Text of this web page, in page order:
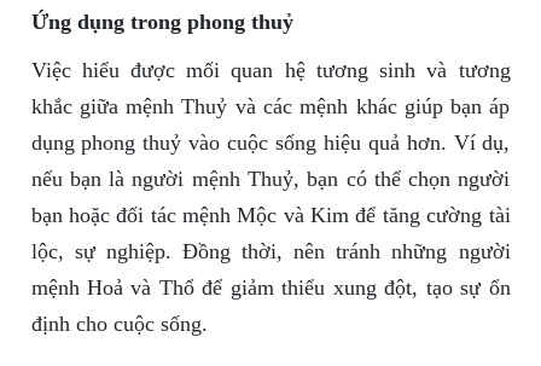
Ứng dụng trong phong thuỷ
Việc hiểu được mối quan hệ tương sinh và tương
khắc giữa mệnh Thuỷ và các mệnh khác giúp bạn áp
dụng phong thuỷ vào cuộc sống hiệu quả hơn. Ví dụ,
nếu bạn là người mệnh Thuỷ, bạn có thể chọn người
bạn hoặc đối tác mệnh Mộc và Kim để tăng cường tài
lộc, sự nghiệp. Đồng thời, nên tránh những người
mệnh Hoả và Thổ để giảm thiểu xung đột, tạo sự ổn
định cho cuộc sống.